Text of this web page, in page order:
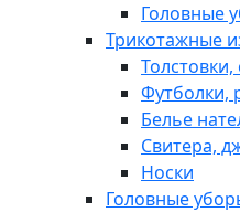
Головные
Трикотажные
Футболки,
Белье
Свитера,
Носки
Головные